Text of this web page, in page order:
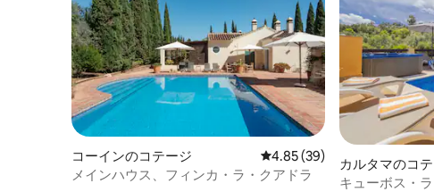
コーインのコテージ レビュー39件、5つ星中4.85
4.85 (39)
メインハウス、フィンカ・ラ・クアドラ
カルタマのコ
キューボス・